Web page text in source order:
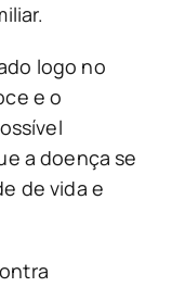
logo no
e o
a doença se
de vida e